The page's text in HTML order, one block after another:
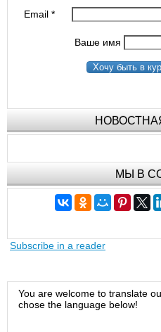
Email*
Ваше имя
Хочу быть в
МЫ В
Subscribe in a reader
You are welcome to translate
chose the language below!